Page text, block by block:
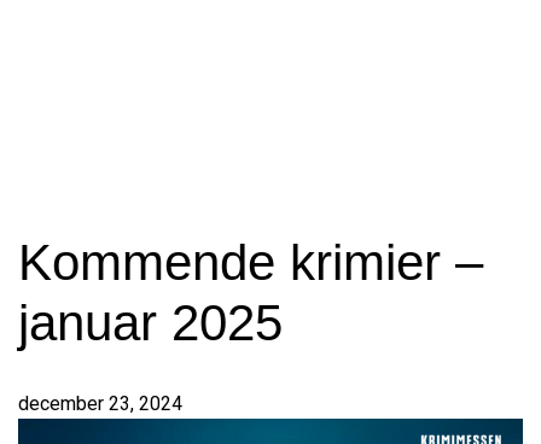
Kommende krimier –
januar 2025
december 23, 2024